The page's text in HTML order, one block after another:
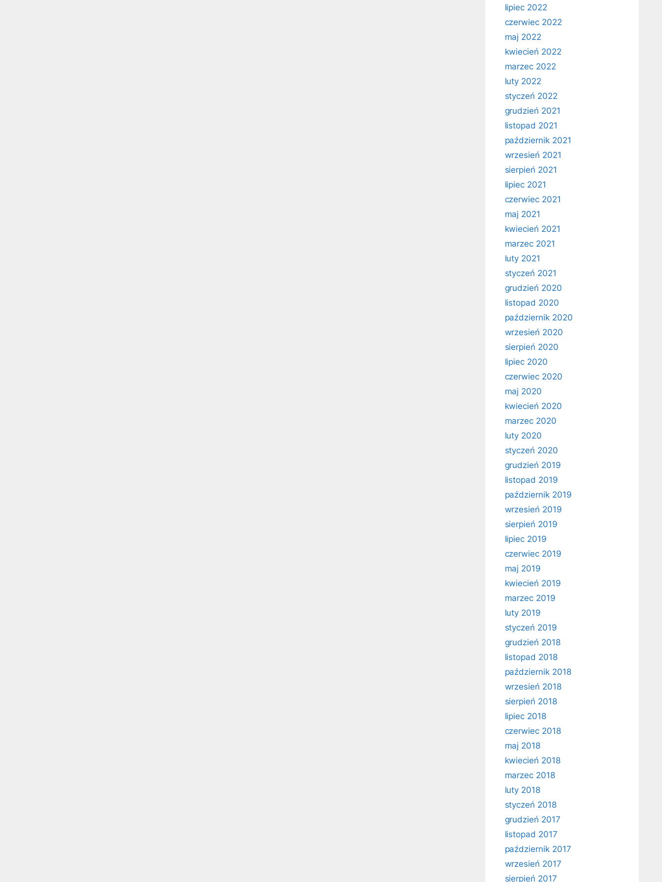
lipiec 2022
czerwiec 2022
maj 2022
kwiecień 2022
marzec 2022
luty 2022
styczeń 2022
grudzień 2021
listopad 2021
październik 2021
wrzesień 2021
sierpień 2021
lipiec 2021
czerwiec 2021
maj 2021
kwiecień 2021
marzec 2021
luty 2021
styczeń 2021
grudzień 2020
listopad 2020
październik 2020
wrzesień 2020
sierpień 2020
lipiec 2020
czerwiec 2020
maj 2020
kwiecień 2020
marzec 2020
luty 2020
styczeń 2020
grudzień 2019
listopad 2019
październik 2019
wrzesień 2019
sierpień 2019
lipiec 2019
czerwiec 2019
maj 2019
kwiecień 2019
marzec 2019
luty 2019
styczeń 2019
grudzień 2018
listopad 2018
październik 2018
wrzesień 2018
sierpień 2018
lipiec 2018
czerwiec 2018
maj 2018
kwiecień 2018
marzec 2018
luty 2018
styczeń 2018
grudzień 2017
listopad 2017
październik 2017
wrzesień 2017
sierpień 2017